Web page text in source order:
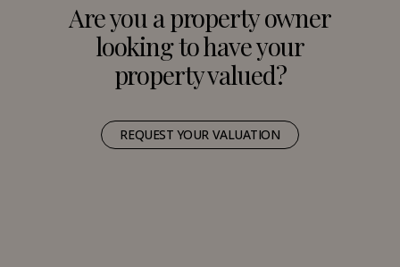
Are you a property owner
looking to have your
property valued?
REQUEST YOUR VALUATION